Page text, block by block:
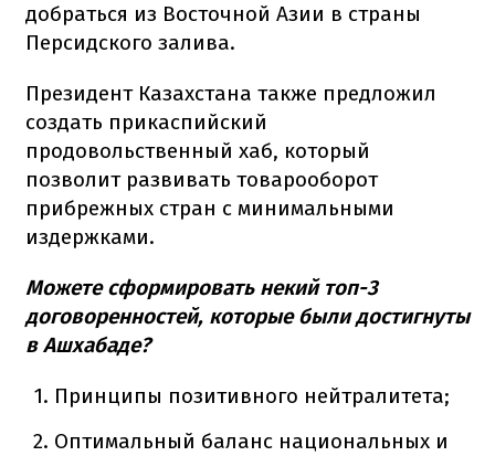
добраться из Восточной Азии в страны
Персидского залива.
Президент Казахстана также предложил
создать прикаспийский
продовольственный хаб, который
позволит развивать товарооборот
прибрежных стран с минимальными
издержками.
Можете сформировать некий топ-3
договоренностей, которые были достигнуты
в Ашхабаде?
Принципы позитивного нейтралитета;
Оптимальный баланс национальных и